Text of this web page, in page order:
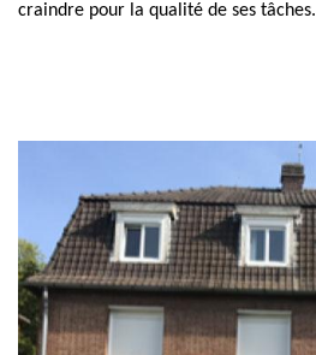
craindre pour la qualité de ses tâches.